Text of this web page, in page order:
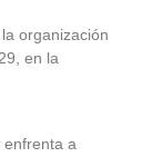
organización
en la
enfrenta a